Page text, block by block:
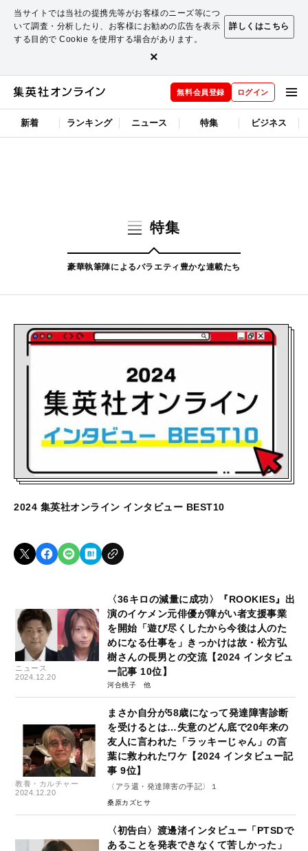
当サイトでは当社の提携先等がお客様のニーズ等につ
いて調査・分析したり、お客様にお勧めの広告を表示
する目的で Cookie を使用する場合があります。
詳しくはこちら
×
無料会員登録 ログイン
新着 ランキング ニュース 特集 ビジネス
特集
豪華執筆陣によるバラエティ豊かな連載たち
2024 集英社オンライン インタビュー BEST10
ニュース
2024.12.20
〈36キロの減量に成功〉『ROOKIES』出
演のイケメン元俳優が障がい者支援事業
を開始「遊び尽くしたから今後は人のた
めになる仕事を」きっかけは故・松方弘
樹さんの長男との交流【2024 インタビュ
ー記事 10位】
河合桃子
教養・カルチャー
2024.12.20
まさか自分が58歳になって発達障害診断
を受けるとは…失意のどん底で20年来の
友人に言われた「ラッキーじゃん」の言
葉に救われたワケ【2024 インタビュー記
事 9位】
〈アラ還・発達障害の手記〉１
桑原カズヒサ
〈初告白〉渡邊渚インタビュー「PTSDで
あることを発表できなくて苦しかった」